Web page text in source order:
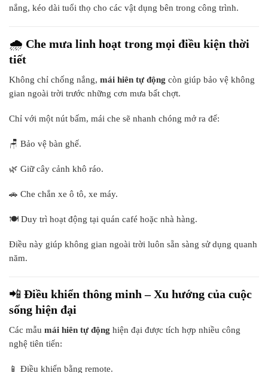
nắng, kéo dài tuổi thọ cho các vật dụng bên trong công trình.
🌧️ Che mưa linh hoạt trong mọi điều kiện thời
tiết
Không chỉ chống nắng, mái hiên tự động còn giúp bảo vệ không
gian ngoài trời trước những cơn mưa bất chợt.
Chỉ với một nút bấm, mái che sẽ nhanh chóng mở ra để:
🪑 Bảo vệ bàn ghế.
🌿 Giữ cây cảnh khô ráo.
🚗 Che chắn xe ô tô, xe máy.
🍽️ Duy trì hoạt động tại quán café hoặc nhà hàng.
Điều này giúp không gian ngoài trời luôn sẵn sàng sử dụng quanh
năm.
📲 Điều khiển thông minh – Xu hướng của cuộc
sống hiện đại
Các mẫu mái hiên tự động hiện đại được tích hợp nhiều công
nghệ tiên tiến:
📱 Điều khiển bằng remote.